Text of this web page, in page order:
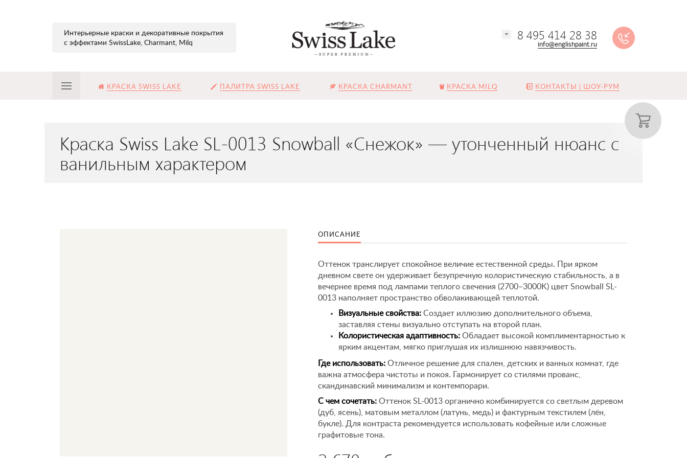
Интерьерные краски и декоративные покрытия
с эффектами SwissLake, Charmant, Milq
8 495 414 28 38
info@englishpaint.ru
КРАСКА SWISS LAKE ПАЛИТРА SWISS LAKE КРАСКА CHARMANT КРАСКА MILQ КОНТАКТЫ | ШОУ-РУМ
Краска Swiss Lake SL-0013 Snowball «Снежок» — утонченный нюанс с
ванильным характером
ОПИСАНИЕ
Оттенок транслирует спокойное величие естественной среды. При ярком
дневном свете он удерживает безупречную колористическую стабильность, а в
вечернее время под лампами теплого свечения (2700–3000K) цвет Snowball SL-
0013 наполняет пространство обволакивающей теплотой.
Визуальные свойства: Создает иллюзию дополнительного объема,
заставляя стены визуально отступать на второй план.
Колористическая адаптивность: Обладает высокой комплиментарностью к
ярким акцентам, мягко приглушая их излишнюю навязчивость.
Где использовать: Отличное решение для спален, детских и ванных комнат, где
важна атмосфера чистоты и покоя. Гармонирует со стилями прованс,
скандинавский минимализм и контемпорари.
С чем сочетать: Оттенок SL-0013 органично комбинируется со светлым деревом
(дуб, ясень), матовым металлом (латунь, медь) и фактурным текстилем (лён,
букле). Для контраста рекомендуется использовать кофейные или сложные
графитовые тона.